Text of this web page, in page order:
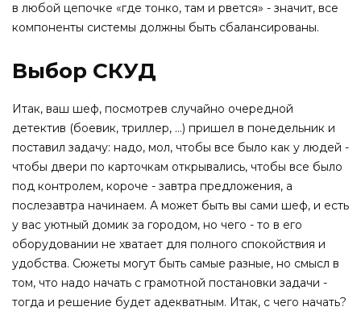
в любой цепочке «где тонко, там и рвется» - значит, все
компоненты системы должны быть сбалансированы.
Выбор СКУД
Итак, ваш шеф, посмотрев случайно очередной
детектив (боевик, триллер, …) пришел в понедельник и
поставил задачу: надо, мол, чтобы все было как у людей -
чтобы двери по карточкам открывались, чтобы все было
под контролем, короче - завтра предложения, а
послезавтра начинаем. А может быть вы сами шеф, и есть
у вас уютный домик за городом, но чего - то в его
оборудовании не хватает для полного спокойствия и
удобства. Сюжеты могут быть самые разные, но смысл в
том, что надо начать с грамотной постановки задачи -
тогда и решение будет адекватным. Итак, с чего начать?